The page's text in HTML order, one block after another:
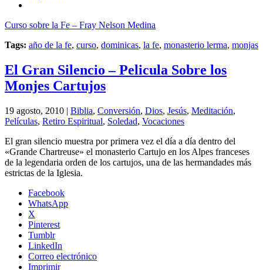
Curso sobre la Fe – Fray Nelson Medina
Tags: año de la fe, curso, dominicas, la fe, monasterio lerma, monjas
El Gran Silencio – Pelicula Sobre los
Monjes Cartujos
19 agosto, 2010 | Biblia, Conversión, Dios, Jesús, Meditación,
Películas, Retiro Espiritual, Soledad, Vocaciones
El gran silencio muestra por primera vez el día a día dentro del
«Grande Chartreuse» el monasterio Cartujo en los Alpes franceses
de la legendaria orden de los cartujos, una de las hermandades más
estrictas de la Iglesia.
Facebook
WhatsApp
X
Pinterest
Tumblr
LinkedIn
Correo electrónico
Imprimir